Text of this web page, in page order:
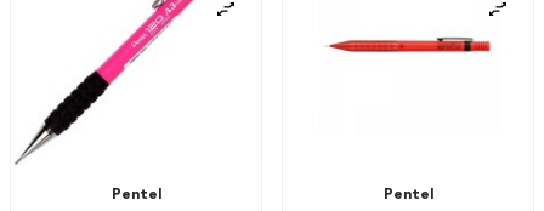
Pentel
Pentel